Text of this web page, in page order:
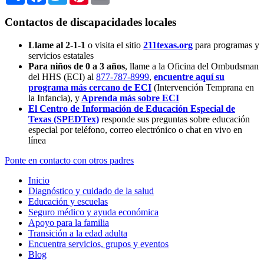
Contactos de discapacidades locales
Llame al 2-1-1 o visita el sitio 211texas.org para programas y
servicios estatales
Para niños de 0 a 3 años, llame a la Oficina del Ombudsman
del HHS (ECI) al 877-787-8999, encuentre aquí su
programa más cercano de ECI (Intervención Temprana en
la Infancia), y Aprenda más sobre ECI
El Centro de Información de Educación Especial de
Texas (SPEDTex) responde sus preguntas sobre educación
especial por teléfono, correo electrónico o chat en vivo en
línea
Ponte en contacto con otros padres
Inicio
Diagnóstico y cuidado de la salud
Educación y escuelas
Seguro médico y ayuda económica
Apoyo para la familia
Transición a la edad adulta
Encuentra servicios, grupos y eventos
Blog